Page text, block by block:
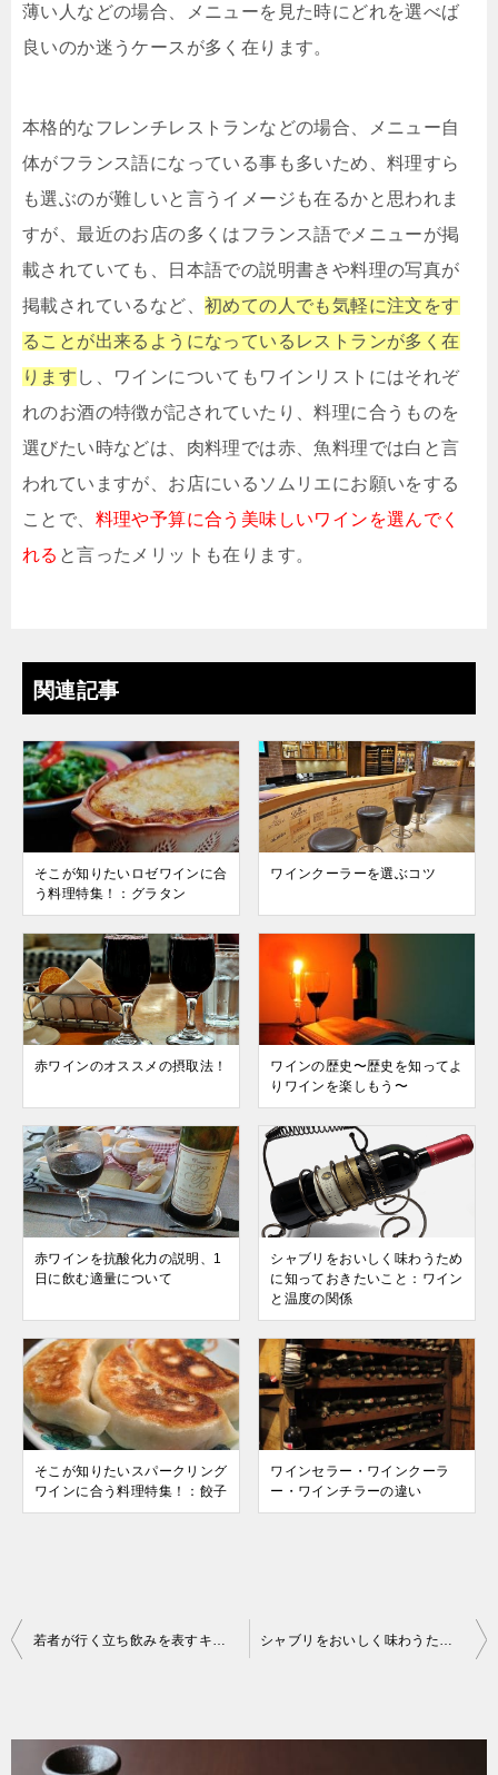
薄い人などの場合、メニューを見た時にどれを選べば
良いのか迷うケースが多く在ります。
本格的なフレンチレストランなどの場合、メニュー自
体がフランス語になっている事も多いため、料理すら
も選ぶのが難しいと言うイメージも在るかと思われま
すが、最近のお店の多くはフランス語でメニューが掲
載されていても、日本語での説明書きや料理の写真が
掲載されているなど、 初めての人でも気軽に注文をす
ることが出来るようになっているレストランが多く在
ります し、ワインについてもワインリストにはそれぞ
れのお酒の特徴が記されていたり、料理に合うものを
選びたい時などは、肉料理では赤、魚料理では白と言
われていますが、お店にいるソムリエにお願いをする
ことで、 料理や予算に合う美味しいワインを選んでく
れる と言ったメリットも在ります。
関連記事
そこが知りたいロゼワインに合
う料理特集！：グラタン
ワインクーラーを選ぶコツ
赤ワインのオススメの摂取法！
ワインの歴史〜歴史を知ってよ
りワインを楽しもう〜
赤ワインを抗酸化力の説明、1
日に飲む適量について
シャブリをおいしく味わうため
に知っておきたいこと：ワイン
と温度の関係
そこが知りたいスパークリング
ワインに合う料理特集！：餃子
ワインセラー・ワインクーラ
ー・ワインチラーの違い
投
ビ
若者が行く立ち飲みを表すキーワード：ワインやカクテルの品揃え シャブリをおいしく味わうために知っておきたいこと：ワインと温度の関係